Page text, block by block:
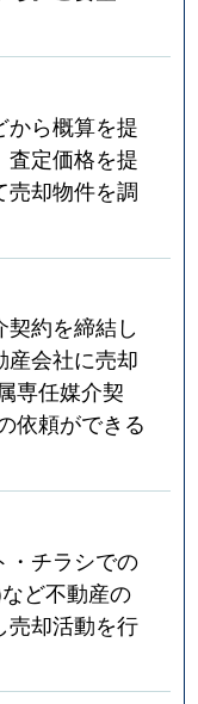
から概算を提
査定価格を提
売却物件を調
約を締結し
産会社に売却
専任媒介契
依頼ができる
・チラシでの
ど不動産の
売却活動を行